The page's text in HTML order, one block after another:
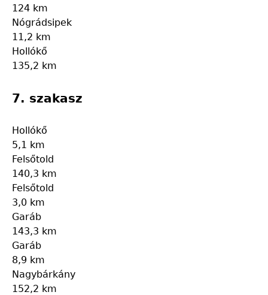
124 km
Nógrádsipek
11,2 km
Hollókő
135,2 km
7. szakasz
Hollókő
5,1 km
Felsőtold
140,3 km
Felsőtold
3,0 km
Garáb
143,3 km
Garáb
8,9 km
Nagybárkány
152,2 km